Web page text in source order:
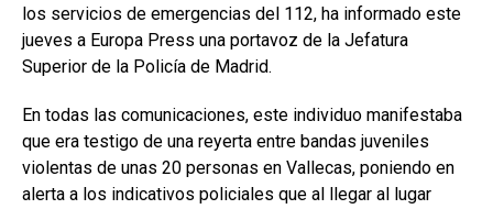
los servicios de emergencias del 112, ha informado este
jueves a Europa Press una portavoz de la Jefatura
Superior de la Policía de Madrid.
En todas las comunicaciones, este individuo manifestaba
que era testigo de una reyerta entre bandas juveniles
violentas de unas 20 personas en Vallecas, poniendo en
alerta a los indicativos policiales que al llegar al lugar